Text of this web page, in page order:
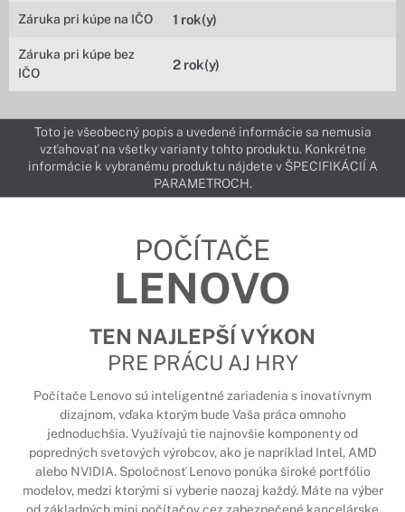
Záruka pri kúpe na IČO 1 rok(y)
Záruka pri kúpe bez
IČO
2 rok(y)
Toto je všeobecný popis a uvedené informácie sa nemusia
vzťahovať na všetky varianty tohto produktu. Konkrétne
informácie k vybranému produktu nájdete v ŠPECIFIKÁCIÍ A
PARAMETROCH.
POČÍTAČE
LENOVO
TEN NAJLEPŠÍ VÝKON
PRE PRÁCU AJ HRY
Počítače Lenovo sú inteligentné zariadenia s inovatívnym
dizajnom, vďaka ktorým bude Vaša práca omnoho
jednoduchšia. Využívajú tie najnovšie komponenty od
popredných svetových výrobcov, ako je napríklad Intel, AMD
alebo NVIDIA. Spoločnosť Lenovo ponúka široké portfólio
modelov, medzi ktorými si vyberie naozaj každý. Máte na výber
od základných mini počítačov cez zabezpečené kancelárske